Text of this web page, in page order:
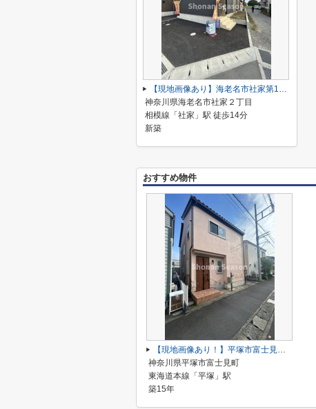
【現地画像あり】海老名市社家第16 全10棟 10号棟
神奈川県海老名市社家２丁目
相模線「社家」駅 徒歩14分
新築
おすすめ物件
【現地画像あり！】平塚市富士見町 中古戸建 88.55平米
神奈川県平塚市富士見町
東海道本線「平塚」駅
築15年